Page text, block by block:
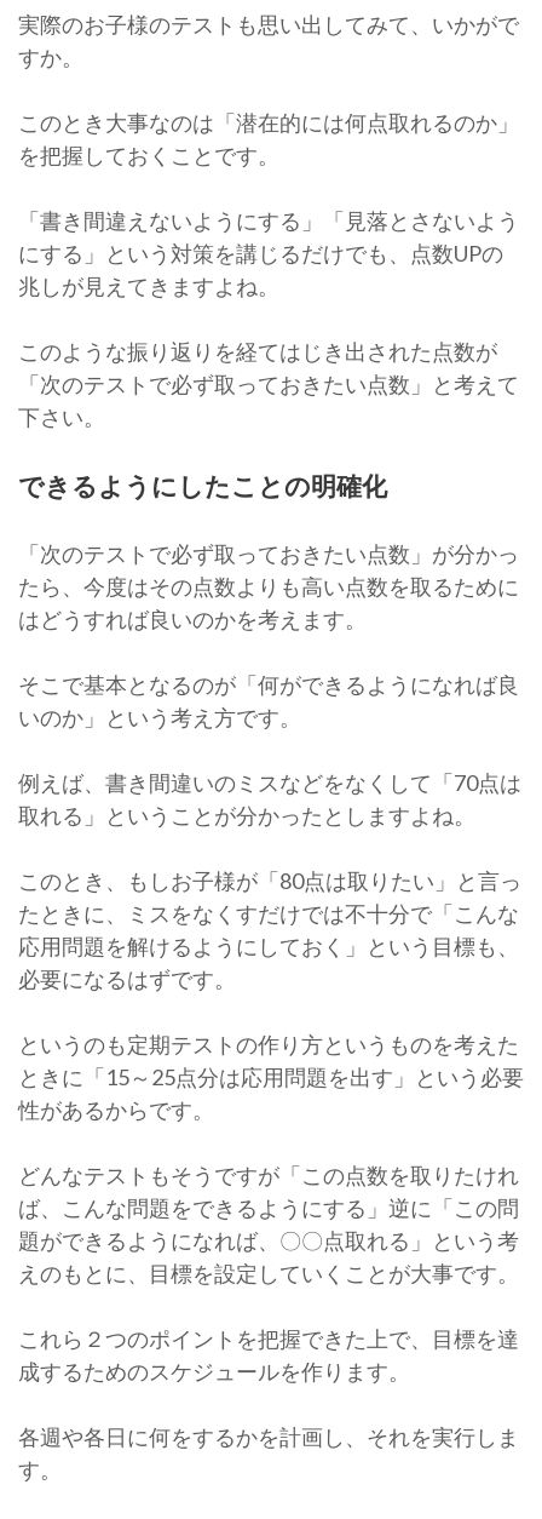
実際のお子様のテストも思い出してみて、いかがで
すか。
このとき大事なのは「潜在的には何点取れるのか」
を把握しておくことです。
「書き間違えないようにする」「見落とさないよう
にする」という対策を講じるだけでも、点数UPの
兆しが見えてきますよね。
このような振り返りを経てはじき出された点数が
「次のテストで必ず取っておきたい点数」と考えて
下さい。
できるようにしたことの明確化
「次のテストで必ず取っておきたい点数」が分かっ
たら、今度はその点数よりも高い点数を取るために
はどうすれば良いのかを考えます。
そこで基本となるのが「何ができるようになれば良
いのか」という考え方です。
例えば、書き間違いのミスなどをなくして「70点は
取れる」ということが分かったとしますよね。
このとき、もしお子様が「80点は取りたい」と言っ
たときに、ミスをなくすだけでは不十分で「こんな
応用問題を解けるようにしておく」という目標も、
必要になるはずです。
というのも定期テストの作り方というものを考えた
ときに「15～25点分は応用問題を出す」という必要
性があるからです。
どんなテストもそうですが「この点数を取りたけれ
ば、こんな問題をできるようにする」逆に「この問
題ができるようになれば、〇〇点取れる」という考
えのもとに、目標を設定していくことが大事です。
これら２つのポイントを把握できた上で、目標を達
成するためのスケジュールを作ります。
各週や各日に何をするかを計画し、それを実行しま
す。